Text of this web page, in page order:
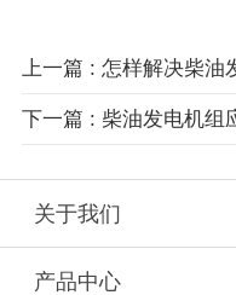
上一篇 : 怎样解决柴
下一篇 : 柴油发电机组
关于我们
产品中心